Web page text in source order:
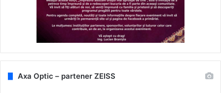
Axa Optic – partener ZEISS